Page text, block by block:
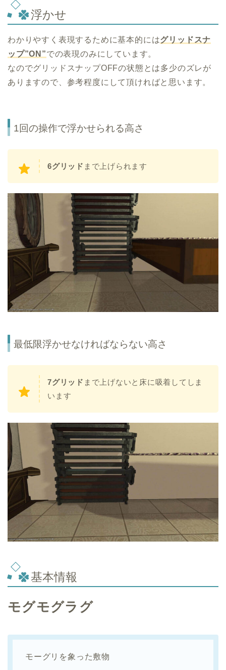
浮かせ
わかりやすく表現するために基本的にはグリッドスナ
ップ”ON”での表現のみにしています。
なのでグリッドスナップOFFの状態とは多少のズレが
ありますので、参考程度にして頂ければと思います。
1回の操作で浮かせられる高さ
6グリッド まで上げられます
最低限浮かせなければならない高さ
7グリッド まで上げないと床に吸着してしま
います
基本情報
モグモグラグ
モーグリを象った敷物